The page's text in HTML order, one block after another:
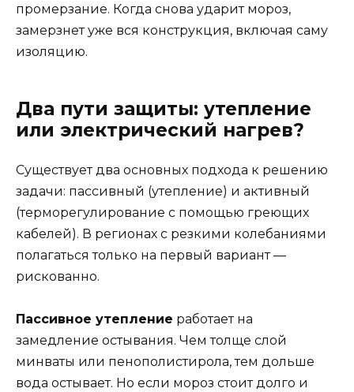
промерзание. Когда снова ударит мороз,
замерзнет уже вся конструкция, включая саму
изоляцию.
Два пути защиты: утепление
или электрический нагрев?
Существует два основных подхода к решению
задачи: пассивный (утепление) и активный
(терморегулирование с помощью греющих
кабелей). В регионах с резкими колебаниями
полагаться только на первый вариант —
рискованно.
Пассивное утепление работает на
замедление остывания. Чем толще слой
минваты или пенополистирола, тем дольше
вода остывает. Но если мороз стоит долго и